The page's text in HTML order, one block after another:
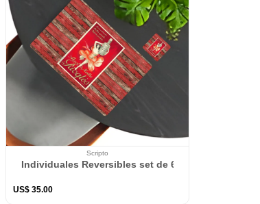
41*27 cm + 6 Portavasos La Victoria
Scripto
Individuales Reversibles set de 6 rectangular
US$ 35.00